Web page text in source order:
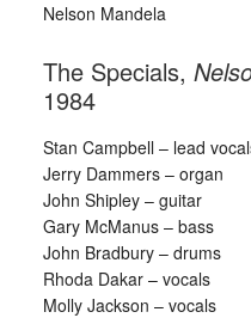
Nelson Mandela
The Specials,
1984
Stan Campbell – lead
Jerry Dammers – organ
John Shipley – guitar
Gary McManus – bass
John Bradbury – drums
Rhoda Dakar – vocals
Molly Jackson – vocals